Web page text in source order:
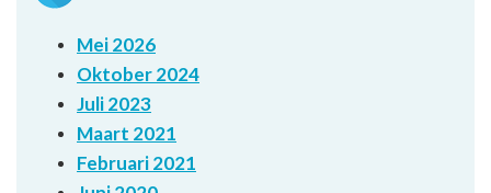
Mei 2026
Oktober 2024
Juli 2023
Maart 2021
Februari 2021